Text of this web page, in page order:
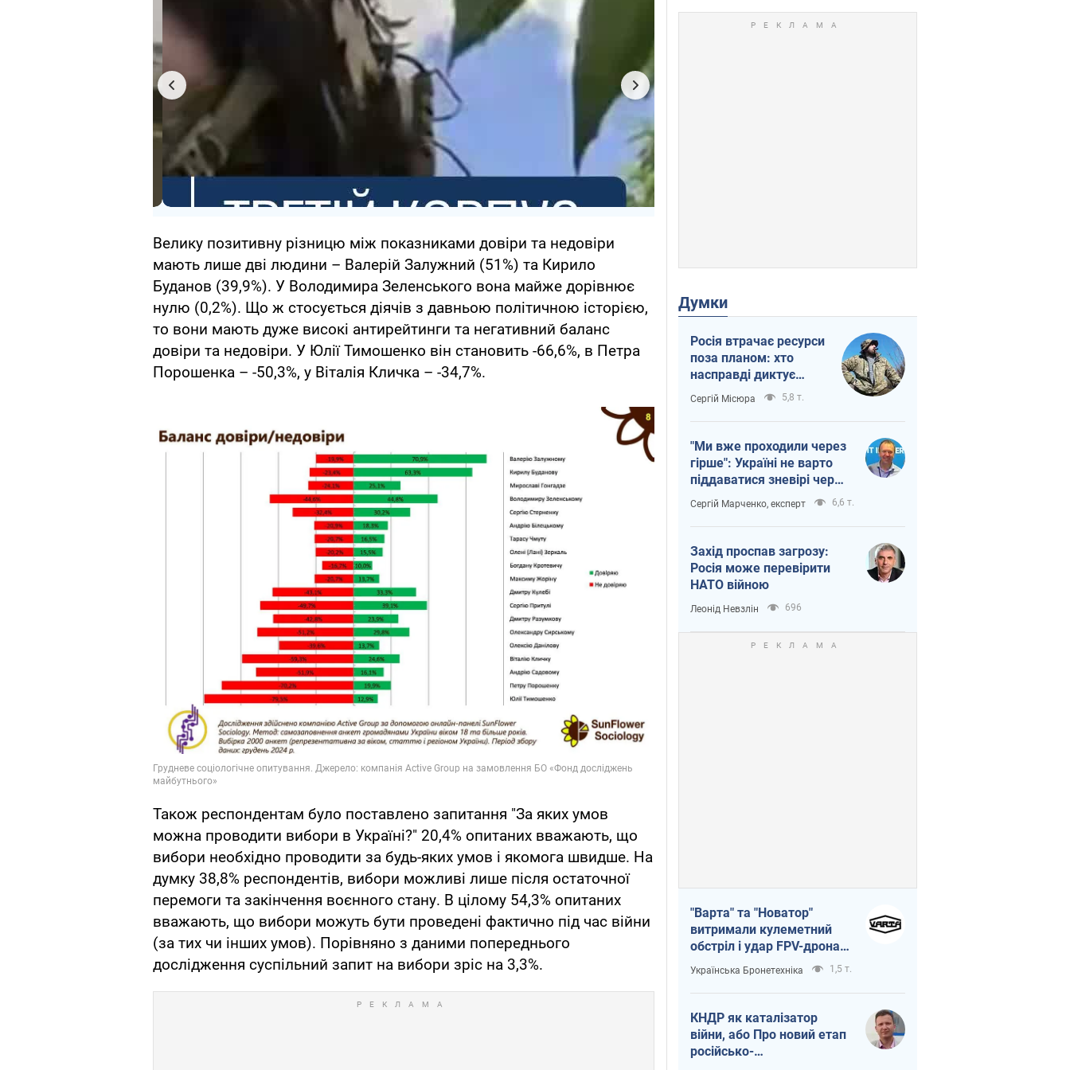
Велику позитивну різницю між показниками довіри та недовіри
мають лише дві людини – Валерій Залужний (51%) та Кирило
Буданов (39,9%). У Володимира Зеленського вона майже дорівнює
нулю (0,2%). Що ж стосується діячів з давньою політичною історією,
то вони мають дуже високі антирейтинги та негативний баланс
довіри та недовіри. У Юлії Тимошенко він становить -66,6%, в Петра
Порошенка – -50,3%, у Віталія Кличка – -34,7%.
Також респондентам було поставлено запитання "За яких умов
можна проводити вибори в Україні?" 20,4% опитаних вважають, що
вибори необхідно проводити за будь-яких умов і якомога швидше. На
думку 38,8% респондентів, вибори можливі лише після остаточної
перемоги та закінчення воєнного стану. В цілому 54,3% опитаних
вважають, що вибори можуть бути проведені фактично під час війни
(за тих чи інших умов). Порівняно з даними попереднього
дослідження суспільний запит на вибори зріс на 3,3%.
Думки
Росія втрачає ресурси
поза планом: хто
насправді диктує
темп війни
Сергій Місюра 5,8 т.
"Ми вже проходили через
гірше": Україні не варто
піддаватися зневірі через
ракетний терор
Сергій Марченко, експерт 6,6 т.
Захід проспав загрозу:
Росія може перевірити
НАТО війною
Леонід Невзлін 696
"Варта" та "Новатор"
витримали кулеметний
обстріл і удар FPV-дрона,
врятувавши життя
офіцеру ЗСУ
Українська Бронетехніка 1,5 т.
КНДР як каталізатор
війни, або Про новий етап
російсько-